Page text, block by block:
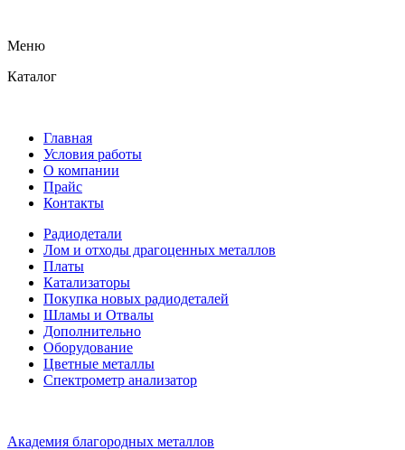
Меню
Каталог
Главная
Условия работы
О компании
Прайс
Контакты
Радиодетали
Лом и отходы драгоценных металлов
Платы
Катализаторы
Покупка новых радиодеталей
Шламы и Отвалы
Дополнительно
Оборудование
Цветные металлы
Спектрометр анализатор
Академия благородных металлов